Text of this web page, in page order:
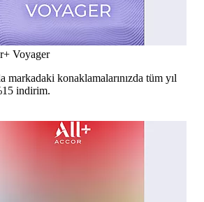
Voyager
markadaki konaklamalarınızda tüm yıl
indirim.